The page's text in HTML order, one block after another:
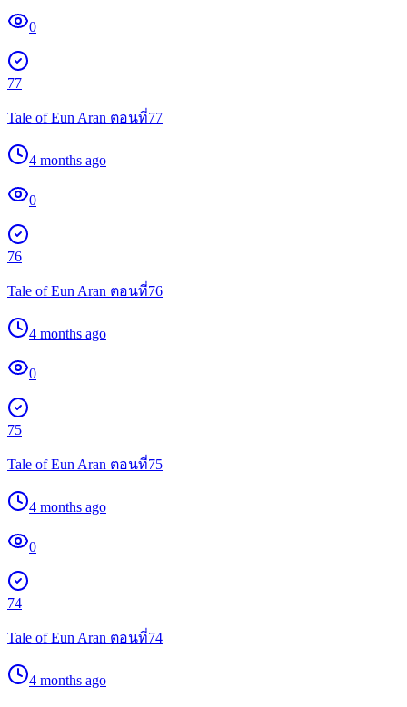
0
77
Tale of Eun Aran ตอนที่77
4 months ago
0
76
Tale of Eun Aran ตอนที่76
4 months ago
0
75
Tale of Eun Aran ตอนที่75
4 months ago
0
74
Tale of Eun Aran ตอนที่74
4 months ago